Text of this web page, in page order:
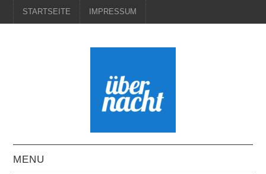
STARTSEITE IMPRESSUM
MENU